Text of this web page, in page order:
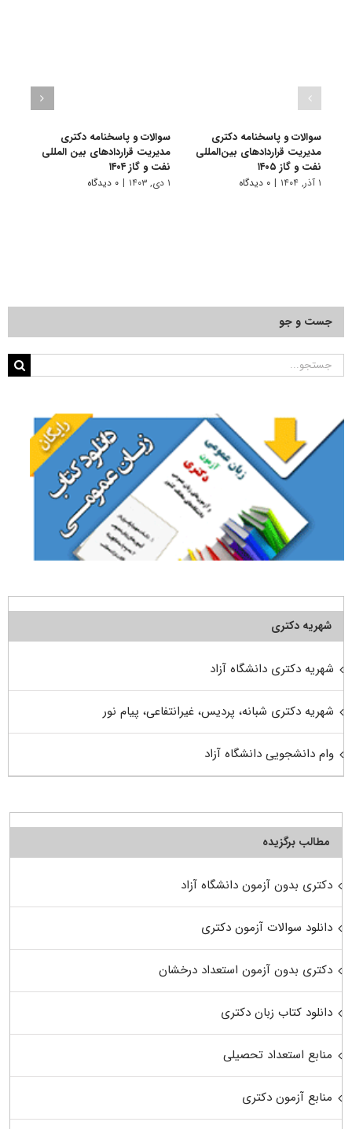
سوالات و پاسخنامه دکتری
مدیریت قراردادهای بین‌المللی
نفت و گاز ۱۴۰۵
۱ آذر, ۱۴۰۴ | ۰ دیدگاه
سوالات و پاسخنامه دکتری
مدیریت قراردادهای بین المللی
نفت و گاز ۱۴۰۴
۱ دی, ۱۴۰۳ | ۰ دیدگاه
جست و جو
جستجو
شهریه دکتری
شهریه دکتری دانشگاه آزاد
شهریه دکتری شبانه، پردیس، غیرانتفاعی، پیام نور
وام دانشجویی دانشگاه آزاد
مطالب برگزیده
دکتری بدون آزمون دانشگاه آزاد
دانلود سوالات آزمون دکتری
دکتری بدون آزمون استعداد درخشان
دانلود کتاب زبان دکتری
منابع استعداد تحصیلی
منابع آزمون دکتری